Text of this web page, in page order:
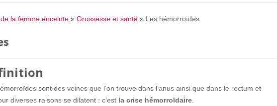
la femme enceinte » Grossesse et santé » Les hémorroïdes
sont des veines que l’on trouve dans l’anus ainsi que dans le rectum et
diverses raisons se dilatent : c’est la crise hémorroïdaire